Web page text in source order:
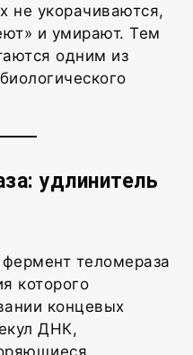
не укорачиваются,
и умирают. Тем
одним из
удлинитель
теломераза
которого
концевых
ДНК,